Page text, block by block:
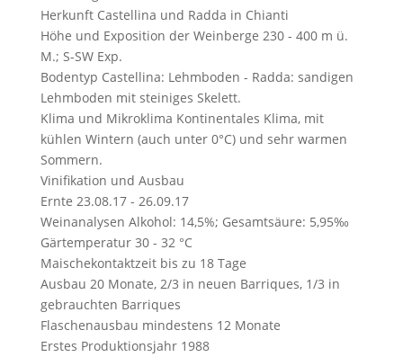
HerkunftCastellina und Radda in Chianti
Höhe und Exposition der Weinberge 230 - 400 m ü.
M.; S-SW Exp.
Bodentyp Castellina: Lehmboden - Radda: sandigen
Lehmboden mit steiniges Skelett.
Klima und Mikroklima Kontinentales Klima, mit
kühlen Wintern (auch unter 0°C) und sehr warmen
Sommern.
Vinifikation und Ausbau
Ernte 23.08.17 - 26.09.17
Weinanalysen Alkohol: 14,5%; Gesamtsäure: 5,95‰
Gärtemperatur30 - 32 °C
Maischekontaktzeitbis zu 18 Tage
Ausbau 20 Monate, 2/3 in neuen Barriques, 1/3 in
gebrauchten Barriques
Flaschenausbau mindestens 12 Monate
Erstes Produktionsjahr1988